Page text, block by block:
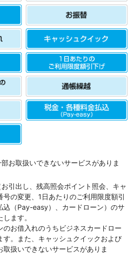
お取扱いできないサービスがありま
お引出し、残高照会ポイント照会、キャ
号の変更、1日あたりのご利用限度額引
込（Pay-easy）、カードローン）のサ
ます。
のお借入れのうちビジネスカードロー
す。また、キャッシュクイックおよび
取扱いできないサービスがありま